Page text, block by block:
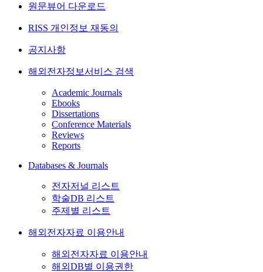
원문뷰어 다운로드
RISS 개인정보 재동의
공지사항
해외전자정보서비스 검색
Academic Journals
Ebooks
Dissertations
Conference Materials
Reviews
Reports
Databases & Journals
전자저널 리스트
학술DB 리스트
주제별 리스트
해외전자자료 이용안내
해외전자자료 이용안내
해외DB별 이용권한